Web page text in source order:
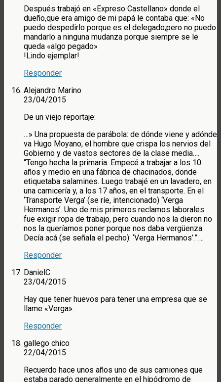
Después trabajó en «Expreso Castellano» donde el
dueño,que era amigo de mi papá le contaba que: «No
puedo despedirlo porque es el delegado;pero no puedo
mandarlo a ninguna mudanza porque siempre se le
queda «algo pegado»
!Lindo ejemplar!
Responder
Alejandro Marino
23/04/2015
De un viejo reportaje:
…» Una propuesta de parábola: de dónde viene y adónde
va Hugo Moyano, el hombre que crispa los nervios del
Gobierno y de vastos sectores de la clase media….
“Tengo hecha la primaria. Empecé a trabajar a los 10
años y medio en una fábrica de chacinados, donde
etiquetaba salamines. Luego trabajé en un lavadero, en
una carnicería y, a los 17 años, en el transporte. En el
‘Transporte Verga’ (se ríe, intencionado) ‘Verga
Hermanos’. Uno de mis primeros reclamos laborales
fue exigir ropa de trabajo, pero cuando nos la dieron no
nos la queríamos poner porque nos daba vergüenza.
Decía acá (se señala el pecho): ‘Verga Hermanos’.”….
Responder
DanielC
23/04/2015
Hay que tener huevos para tener una empresa que se
llame «Verga».
Responder
gallego chico
22/04/2015
Recuerdo hace unos años uno de sus camiones que
estaba parado generalmente en el hipódromo de